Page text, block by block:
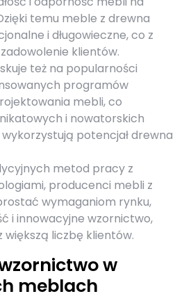
temu meble z drewna
i długowieczne, co z
klientów.
też na popularności
programów
mebli, co
i nowatorskich
potencjał drewna
metod pracy z
producenci mebli z
wymaganiom rynku,
i innowacyjne wzornictwo,
liczbę klientów.
w
meblach